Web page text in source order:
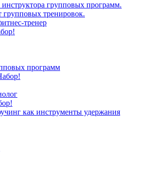
групповых программ.
тренировок.
тренер
программ
как инструменты удержания